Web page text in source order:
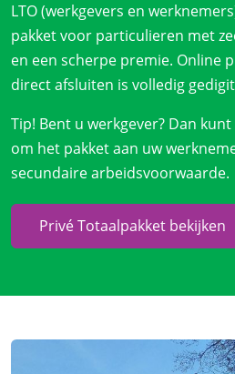
LTO (werkgevers en
pakket voor particulieren met
en een scherpe premie. Online
direct afsluiten is volledig
Tip! Bent u werkgever? Dan
om het pakket aan uw
secundaire arbeidsvoorwaarde.
Privé Totaalpakket bekijken